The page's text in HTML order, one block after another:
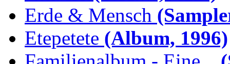
Erde & Mensch
Etepetete (Album, 1996)